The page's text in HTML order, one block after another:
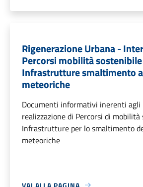
Rigenerazione Urbana -
Percorsi mobilità
Infrastrutture smaltimento
meteoriche
Documenti informativi inerenti
realizzazione di Percorsi di mobilità
Infrastrutture per lo smaltimento
meteoriche